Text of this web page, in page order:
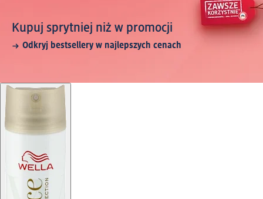
Kupuj sprytniej niż w promocji
Odkryj bestsellery w najlepszych cenach